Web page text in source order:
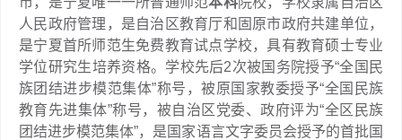
人民政府管理，是自治区教育厅和固原市政府共建单位，
是宁夏首所师范生免费教育试点学校，具有教育硕士专业
学位研究生培养资格。学校先后2次被国务院授予“全国民
族团结进步模范集体”称号，被原国家教委授予“全国民族
教育先进集体”称号，被自治区党委、政府评为“全区民族
团结进步模范集体”，是国家语言文字委员会授予的首批国